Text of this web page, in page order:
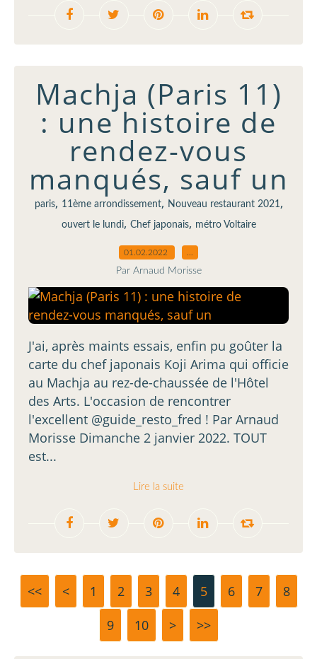
Machja (Paris 11)
: une histoire de
rendez-vous
manqués, sauf un
paris, 11ème arrondissement, Nouveau restaurant 2021,
ouvert le lundi, Chef japonais, métro Voltaire
01.02.2022
Par Arnaud Morisse
J'ai, après maints essais, enfin pu goûter la
carte du chef japonais Koji Arima qui officie
au Machja au rez-de-chaussée de l'Hôtel
des Arts. L'occasion de rencontrer
l'excellent @guide_resto_fred ! Par Arnaud
Morisse Dimanche 2 janvier 2022. TOUT
est...
Lire la suite
<< < 1 2 3 4 5 6 7
8
9
10 20
30
40
50
> >>